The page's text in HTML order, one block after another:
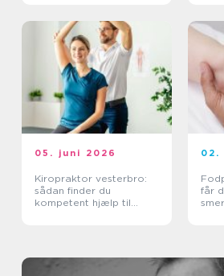
05. juni 2026
Kiropraktor vesterbro:
sådan finder du
kompetent hjælp til
02.
får